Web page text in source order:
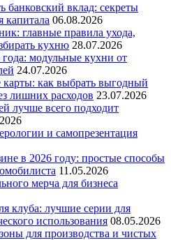
банковский вклад: секреты
капитала 06.08.2026
главные правила ухода,
кухню 28.07.2026
модульные кухни от
24.07.2026
карты: как выбрать выгодный
лишних расходов 23.07.2026
лучше всего подходит
и самопрезентация
в 2026 году: простые способы
11.05.2026
мерча для бизнеса
клуба: лучшие серии для
использования 08.05.2026
для производства и чистых